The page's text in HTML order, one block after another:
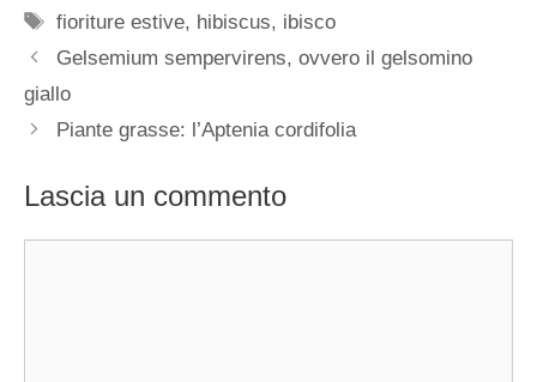
Tag
fioriture estive, hibiscus, ibisco
Gelsemium sempervirens, ovvero il gelsomino
giallo
Piante grasse: l’Aptenia cordifolia
Lascia un commento